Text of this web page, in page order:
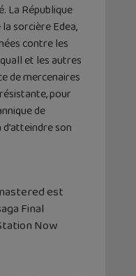
La République
sorcière Edea,
contre les
et les autres
de mercenaires
résistante, pour
de
son
est
Final
Now